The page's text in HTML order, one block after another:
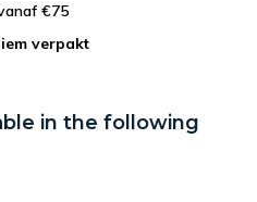
€75
verpakt
in the following